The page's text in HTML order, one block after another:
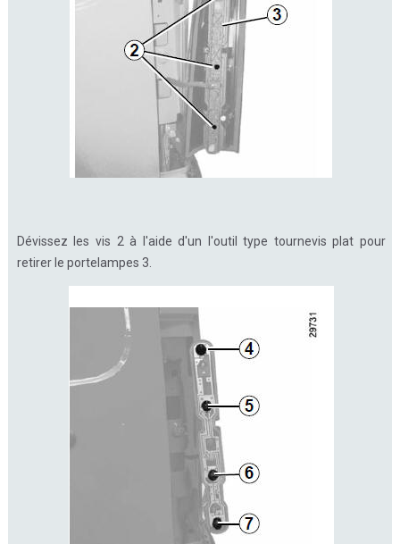
Dévissez les vis 2 à l'aide d'un l'outil type tournevis plat pour
retirer le portelampes 3.